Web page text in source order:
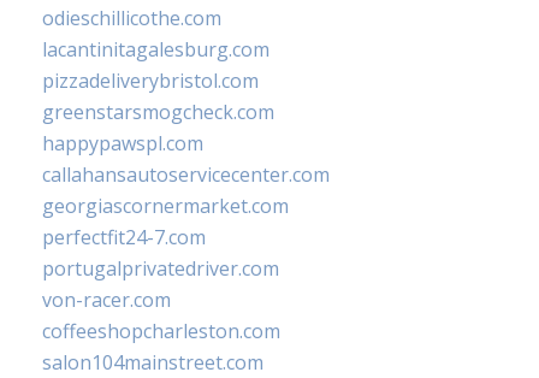
odieschillicothe.com
lacantinitagalesburg.com
pizzadeliverybristol.com
greenstarsmogcheck.com
happypawspl.com
callahansautoservicecenter.com
georgiascornermarket.com
perfectfit24-7.com
portugalprivatedriver.com
von-racer.com
coffeeshopcharleston.com
salon104mainstreet.com